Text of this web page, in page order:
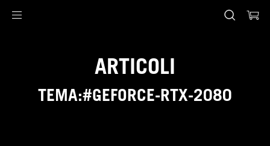
ARTICOLI
TEMA:#GEFORCE-RTX-2080